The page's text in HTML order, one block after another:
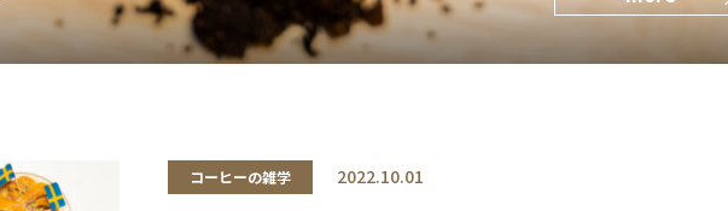
コーヒーの雑学 2022.10.01